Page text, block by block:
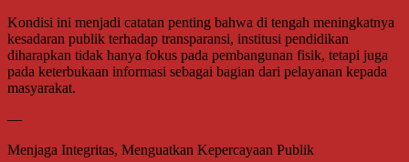
Kondisi ini menjadi catatan penting bahwa di tengah meningkatnya
kesadaran publik terhadap transparansi, institusi pendidikan
diharapkan tidak hanya fokus pada pembangunan fisik, tetapi juga
pada keterbukaan informasi sebagai bagian dari pelayanan kepada
masyarakat.
—
Menjaga Integritas, Menguatkan Kepercayaan Publik